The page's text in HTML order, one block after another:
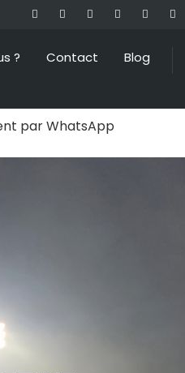
? Contact Blog
par WhatsApp